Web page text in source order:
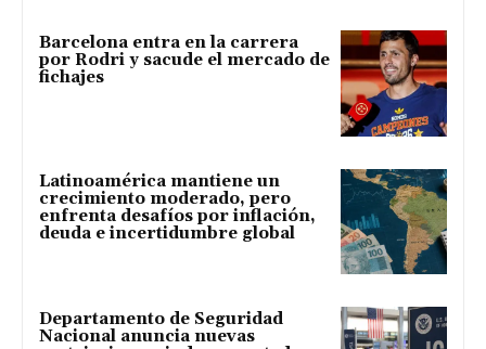
Barcelona entra en la carrera
por Rodri y sacude el mercado de
fichajes
Latinoamérica mantiene un
crecimiento moderado, pero
enfrenta desafíos por inflación,
deuda e incertidumbre global
Departamento de Seguridad
Nacional anuncia nuevas